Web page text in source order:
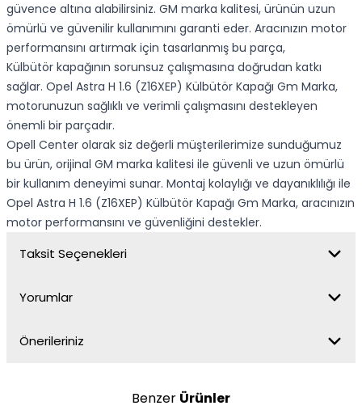
güvence altına alabilirsiniz. GM marka kalitesi, ürünün uzun
ömürlü ve güvenilir kullanımını garanti eder. Aracınızın motor
performansını artırmak için tasarlanmış bu parça,
Külbütör kapağının sorunsuz çalışmasına doğrudan katkı
sağlar. Opel Astra H 1.6 (Z16XEP) Külbütör Kapağı Gm Marka,
motorunuzun sağlıklı ve verimli çalışmasını destekleyen
önemli bir parçadır.
Opell Center olarak siz değerli müşterilerimize sunduğumuz
bu ürün, orijinal GM marka kalitesi ile güvenli ve uzun ömürlü
bir kullanım deneyimi sunar. Montaj kolaylığı ve dayanıklılığı ile
Opel Astra H 1.6 (Z16XEP) Külbütör Kapağı Gm Marka, aracınızın
motor performansını ve güvenliğini destekler.
Taksit Seçenekleri
Yorumlar
Önerileriniz
Benzer Ürünler